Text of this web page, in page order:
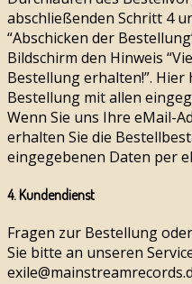
abschließenden Schritt 4
“Abschicken der
Bildschirm den Hinweis
Bestellung erhalten!”.
Bestellung mit allen
Wenn Sie uns Ihre eMail-
erhalten Sie die
eingegebenen Daten per
4. Kundendienst
Fragen zur Bestellung
Sie bitte an unseren